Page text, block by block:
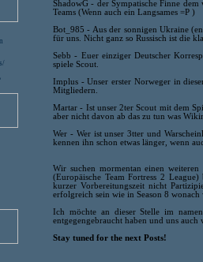
ShadowG - der Sympatische Finne
Teams (Wenn auch ein Langsames =P )
Bot_985 - Aus der sonnigen Ukraine
für uns. Nicht ganz so Russisch ist die
Sebb - Euer einziger Deutscher
spiele Scout.
Implus - Unser erster Norweger in
Mitgliedern.
Martar - Ist unser 2ter Scout mit dem
aber nicht davon ab das zu tun was
Wer - Wer ist unser 3tter und
kennen ihn schon etwas länger, wenn
Wir suchen mormentan einen
(Europäische Team Fortress 2
kurzer Vorbereitungszeit nicht
erfolgreich sein wie in Season 8
Ich möchte an dieser Stelle im
entgegengebraucht haben und uns
Stay tuned for the next Posts!